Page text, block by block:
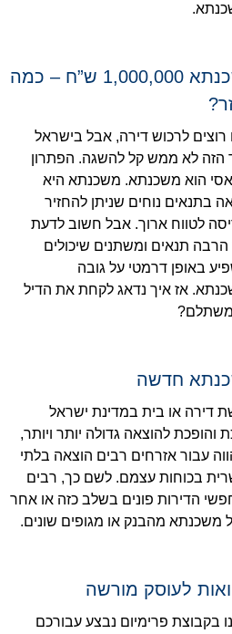
משכנתא 1,000,000 ש”ח – כמה
רוצים לרכוש דירה, אבל בישראל
הזה לא ממש קל להשגה. הפתרון
הוא משכנתא. משכנתא היא
בתנאים נוחים שניתן להחזיר
לטווח ארוך. אבל חשוב לדעת
תנאים ומשתנים שיכולים
באופן דרמטי על גובה
אז איך נדאג לקחת את הדיל
משתלם?
חדשה
דירה או בית במדינת ישראל
והופכת להוצאה גדולה יותר ויותר,
עבור אזרחים רבים הוצאה בלתי
בכוחות עצמם. לשם כך, רבים
הדירות פונים בשלב כזה או אחר
משכנתא מהבנק או מגופים שונים.
לעוסק מורשה
בקבוצת פרימיום נבצע עבורכם